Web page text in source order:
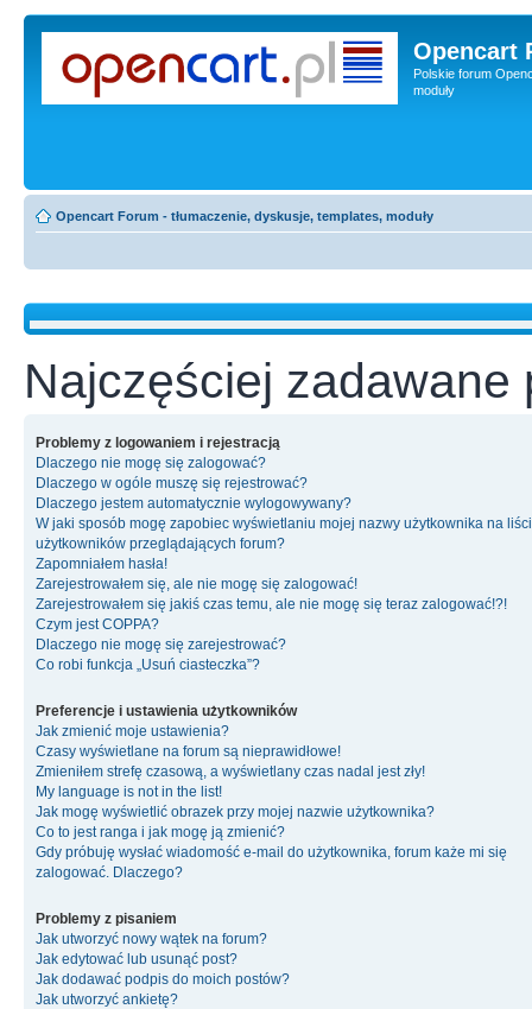
Opencart
Polskie forum
moduły
Opencart Forum - tłumaczenie, dyskusje, templates, moduły
Najczęściej zadawane
Problemy z logowaniem i rejestracją
Dlaczego nie mogę się zalogować?
Dlaczego w ogóle muszę się rejestrować?
Dlaczego jestem automatycznie wylogowywany?
W jaki sposób mogę zapobiec wyświetlaniu mojej nazwy użytkownika na
użytkowników przeglądających forum?
Zapomniałem hasła!
Zarejestrowałem się, ale nie mogę się zalogować!
Zarejestrowałem się jakiś czas temu, ale nie mogę się teraz zalogować!?!
Czym jest COPPA?
Dlaczego nie mogę się zarejestrować?
Co robi funkcja „Usuń ciasteczka”?
Preferencje i ustawienia użytkowników
Jak zmienić moje ustawienia?
Czasy wyświetlane na forum są nieprawidłowe!
Zmieniłem strefę czasową, a wyświetlany czas nadal jest zły!
My language is not in the list!
Jak mogę wyświetlić obrazek przy mojej nazwie użytkownika?
Co to jest ranga i jak mogę ją zmienić?
Gdy próbuję wysłać wiadomość e-mail do użytkownika, forum każe mi się
zalogować. Dlaczego?
Problemy z pisaniem
Jak utworzyć nowy wątek na forum?
Jak edytować lub usunąć post?
Jak dodawać podpis do moich postów?
Jak utworzyć ankietę?